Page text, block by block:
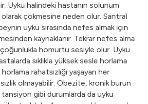
Uyku halindeki hastanın solunum
çökmesine neden olur. Santral
uyku sırasında nefes almak için
kaynaklanır. Tekrar nefes alma
homurtu sesiyle olur. Uyku
sıklıkla yüksek sesle horlama
rahatsızlığı yaşayan her
olmayabilir. Obezite, kronik burun
tansiyon gibi durumlarda da uyku